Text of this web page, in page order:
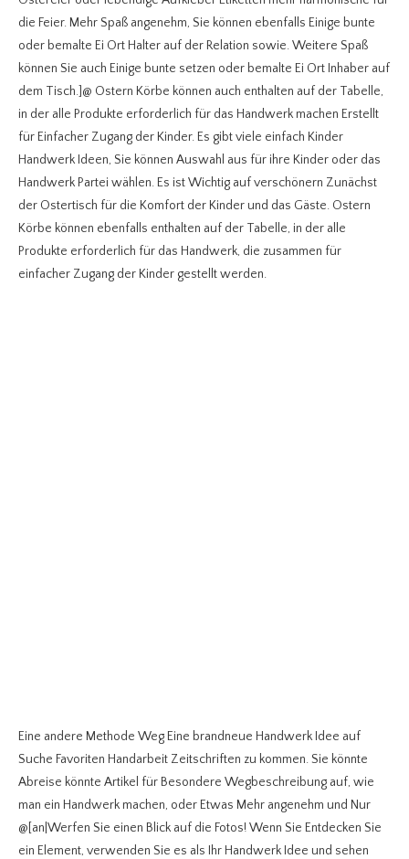
die Feier. Mehr Spaß angenehm, Sie können ebenfalls Einige bunte
oder bemalte Ei Ort Halter auf der Relation sowie. Weitere Spaß
können Sie auch Einige bunte setzen oder bemalte Ei Ort Inhaber auf
dem Tisch.]@ Ostern Körbe können auch enthalten auf der Tabelle,
in der alle Produkte erforderlich für das Handwerk machen Erstellt
für Einfacher Zugang der Kinder. Es gibt viele einfach Kinder
Handwerk Ideen, Sie können Auswahl aus für ihre Kinder oder das
Handwerk Partei wählen. Es ist Wichtig auf verschönern Zunächst
der Ostertisch für die Komfort der Kinder und das Gäste. Ostern
Körbe können ebenfalls enthalten auf der Tabelle, in der alle
Produkte erforderlich für das Handwerk, die zusammen für
einfacher Zugang der Kinder gestellt werden.
Eine andere Methode Weg Eine brandneue Handwerk Idee auf
Suche Favoriten Handarbeit Zeitschriften zu kommen. Sie könnte
Abreise könnte Artikel für Besondere Wegbeschreibung auf, wie
man ein Handwerk machen, oder Etwas Mehr angenehm und Nur
@[an|Werfen Sie einen Blick auf die Fotos! Wenn Sie Entdecken Sie
ein Element, verwenden Sie es als Ihr Handwerk Idee und sehen